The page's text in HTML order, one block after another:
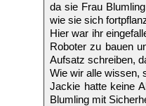
da sie Frau
wie sie sich
Hier war ihr
Roboter zu bauen
Aufsatz schreiben,
Wie wir alle wissen,
Jackie hatte keine
Blumling mit